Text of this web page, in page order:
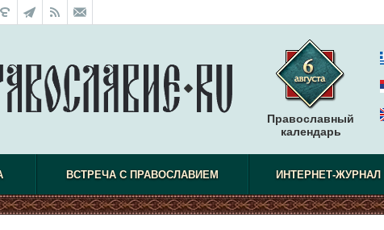
Православный
календарь
ВСТРЕЧА С ПРАВОСЛАВИЕМ ИНТЕРНЕТ-ЖУРНАЛ